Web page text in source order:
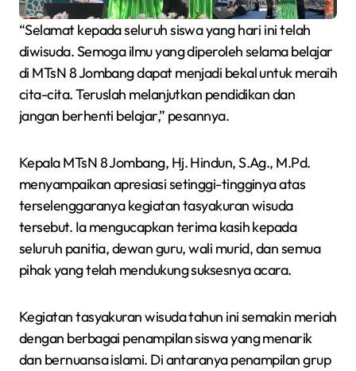
“Selamat kepada seluruh siswa yang hari ini telah
diwisuda. Semoga ilmu yang diperoleh selama belajar
di MTsN 8 Jombang dapat menjadi bekal untuk meraih
cita-cita. Teruslah melanjutkan pendidikan dan
jangan berhenti belajar,” pesannya.
Kepala MTsN 8 Jombang, Hj. Hindun, S.Ag., M.Pd.
menyampaikan apresiasi setinggi-tingginya atas
terselenggaranya kegiatan tasyakuran wisuda
tersebut. Ia mengucapkan terima kasih kepada
seluruh panitia, dewan guru, wali murid, dan semua
pihak yang telah mendukung suksesnya acara.
Kegiatan tasyakuran wisuda tahun ini semakin meriah
dengan berbagai penampilan siswa yang menarik
dan bernuansa islami. Di antaranya penampilan grup